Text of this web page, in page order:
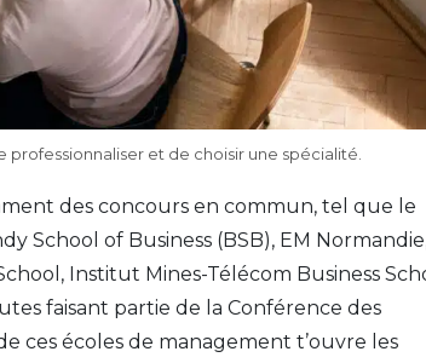
professionnaliser et de choisir une spécialité.
des concours en commun, tel que le
School of Business (BSB), EM
Institut Mines-Télécom Business
faisant partie de la Conférence des
ces écoles de management t’ouvre les